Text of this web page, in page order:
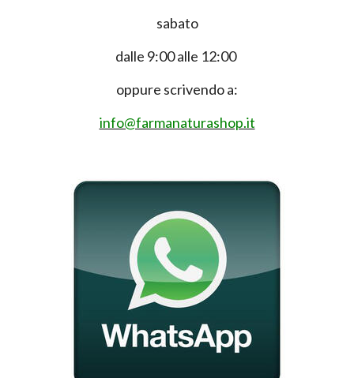
sabato
dalle 9:00 alle 12:00
oppure scrivendo a:
info@farmanaturashop.it